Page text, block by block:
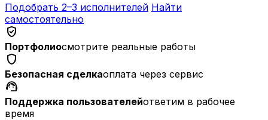
Подобрать 2–3 исполнителей Найти
самостоятельно
verified_user
Портфолиосмотрите реальные работы
shield
Безопасная сделкаоплата через сервис
support_agent
Поддержка пользователейответим в рабочее
время